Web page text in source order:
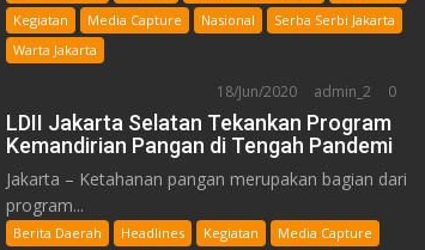
Kegiatan
Media Capture Nasional
Serba Serbi Jakarta
Warta Jakarta
18/Jun/2020 admin_2 0
LDII Jakarta Selatan Tekankan Program
Kemandirian Pangan di Tengah Pandemi
Jakarta – Ketahanan pangan merupakan bagian dari
program...
Berita Daerah Headlines Kegiatan Media Capture